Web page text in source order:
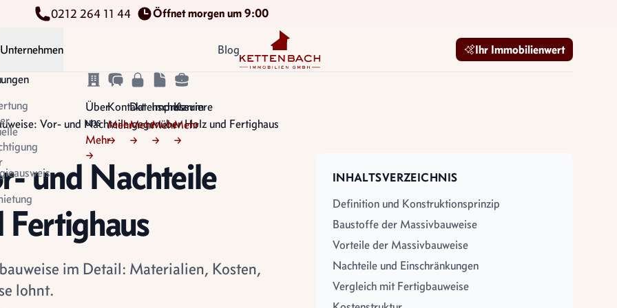
0212 264 11 44
Öffnet morgen um 9:00
Unternehmen
Über
uns
Mehr
→
Kontakt
Mehr
→
Datenschutz
Mehr
→
Impressum
Mehr
→
Karriere
Mehr
→
Blog Kettenbach Immobilien GmbH Ihr Immobilienwert
Vor- und Nachteile gegenüber Holz und Fertighaus
und Nachteile
im Detail: Materialien, Kosten,
lohnt.
INHALTSVERZEICHNIS
Definition und Konstruktionsprinzip
Baustoffe der Massivbauweise
Vorteile der Massivbauweise
Nachteile und Einschränkungen
Vergleich mit Fertigbauweise